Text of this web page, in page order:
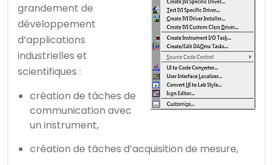
grandement de
développement
d’applications
industrielles et
scientifiques :
création de tâches de
communication avec
un instrument,
création de tâches d’acquisition de mesure,